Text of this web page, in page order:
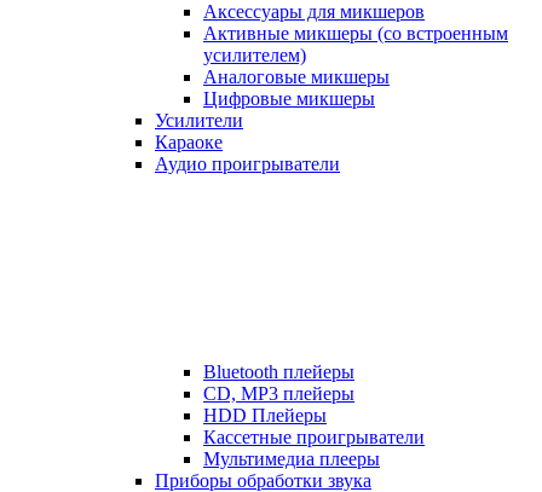
Аксессуары для микшеров
Активные микшеры (со встроенным
усилителем)
Аналоговые микшеры
Цифровые микшеры
Усилители
Караоке
Аудио проигрыватели
Bluetooth плейеры
CD, MP3 плейеры
HDD Плейеры
Кассетные проигрыватели
Мультимедиа плееры
Приборы обработки звука